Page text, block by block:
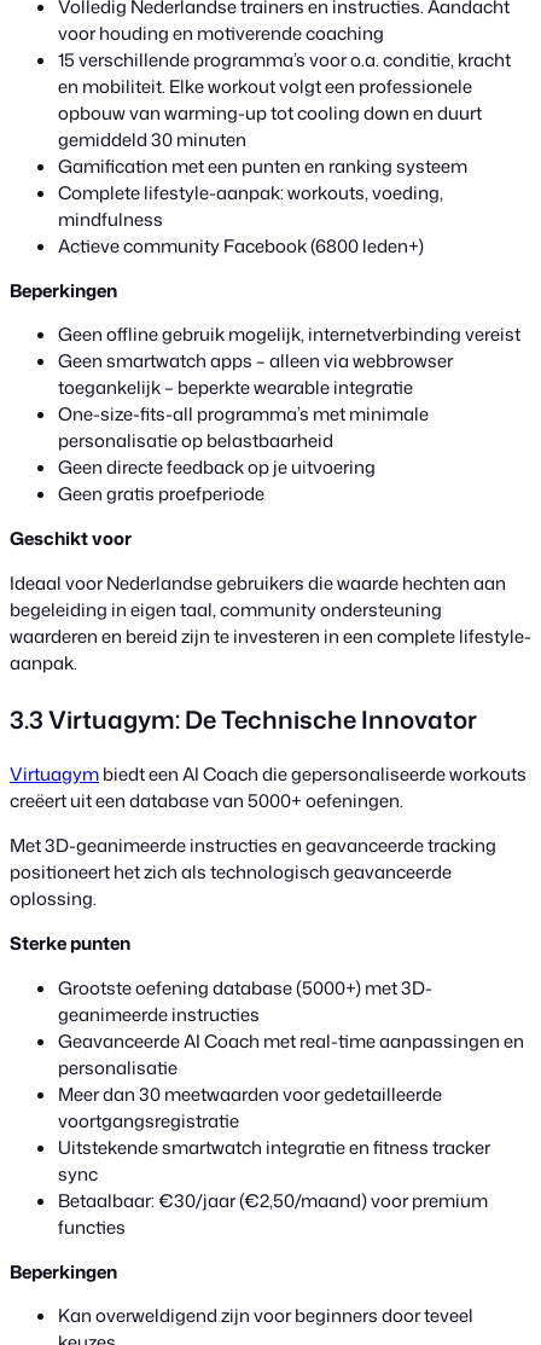
Volledig Nederlandse trainers en instructies. Aandacht
voor houding en motiverende coaching
15 verschillende programma’s voor o.a. conditie, kracht
en mobiliteit. Elke workout volgt een professionele
opbouw van warming-up tot cooling down en duurt
gemiddeld 30 minuten
Gamification met een punten en ranking systeem
Complete lifestyle-aanpak: workouts, voeding,
mindfulness
Actieve community Facebook (6800 leden+)
Beperkingen
Geen offline gebruik mogelijk, internetverbinding vereist
Geen smartwatch apps – alleen via webbrowser
toegankelijk – beperkte wearable integratie
One-size-fits-all programma’s met minimale
personalisatie op belastbaarheid
Geen directe feedback op je uitvoering
Geen gratis proefperiode
Geschikt voor
Ideaal voor Nederlandse gebruikers die waarde hechten aan
begeleiding in eigen taal, community ondersteuning
waarderen en bereid zijn te investeren in een complete lifestyle-
aanpak.
3.3 Virtuagym: De Technische Innovator
Virtuagymbiedt een AI Coach die gepersonaliseerde workouts
creëert uit een database van 5000+ oefeningen.
Met 3D-geanimeerde instructies en geavanceerde tracking
positioneert het zich als technologisch geavanceerde
oplossing.
Sterke punten
Grootste oefening database (5000+) met 3D-
geanimeerde instructies
Geavanceerde AI Coach met real-time aanpassingen en
personalisatie
Meer dan 30 meetwaarden voor gedetailleerde
voortgangsregistratie
Uitstekende smartwatch integratie en fitness tracker
sync
Betaalbaar: €30/jaar (€2,50/maand) voor premium
functies
Beperkingen
Kan overweldigend zijn voor beginners door teveel